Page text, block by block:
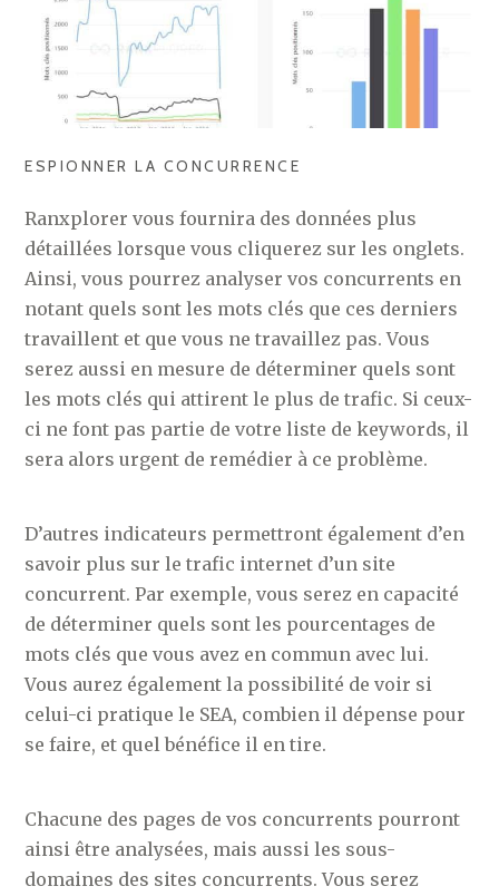
ESPIONNER LA CONCURRENCE
Ranxplorer vous fournira des données plus
détaillées lorsque vous cliquerez sur les onglets.
Ainsi, vous pourrez analyser vos concurrents en
notant quels sont les mots clés que ces derniers
travaillent et que vous ne travaillez pas. Vous
serez aussi en mesure de déterminer quels sont
les mots clés qui attirent le plus de trafic. Si ceux-
ci ne font pas partie de votre liste de keywords, il
sera alors urgent de remédier à ce problème.
D’autres indicateurs permettront également d’en
savoir plus sur le trafic internet d’un site
concurrent. Par exemple, vous serez en capacité
de déterminer quels sont les pourcentages de
mots clés que vous avez en commun avec lui.
Vous aurez également la possibilité de voir si
celui-ci pratique le SEA, combien il dépense pour
se faire, et quel bénéfice il en tire.
Chacune des pages de vos concurrents pourront
ainsi être analysées, mais aussi les sous-
domaines des sites concurrents. Vous serez